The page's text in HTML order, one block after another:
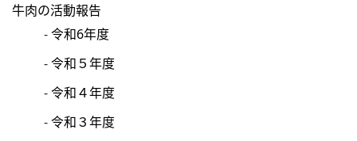
牛肉の活動報告
令和6年度
令和５年度
令和４年度
令和３年度